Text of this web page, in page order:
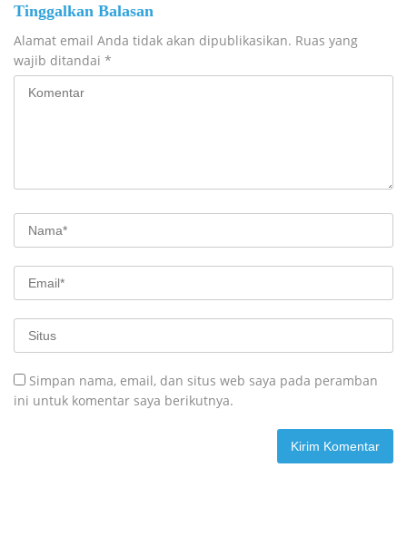
Tinggalkan Balasan
Alamat email Anda tidak akan dipublikasikan. Ruas yang
wajib ditandai *
Simpan nama, email, dan situs web saya pada peramban
ini untuk komentar saya berikutnya.